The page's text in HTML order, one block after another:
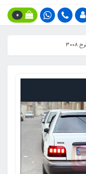
0